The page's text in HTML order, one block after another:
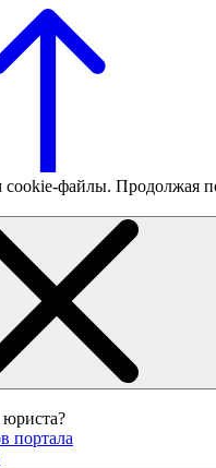
файлы. Продолжая
портала